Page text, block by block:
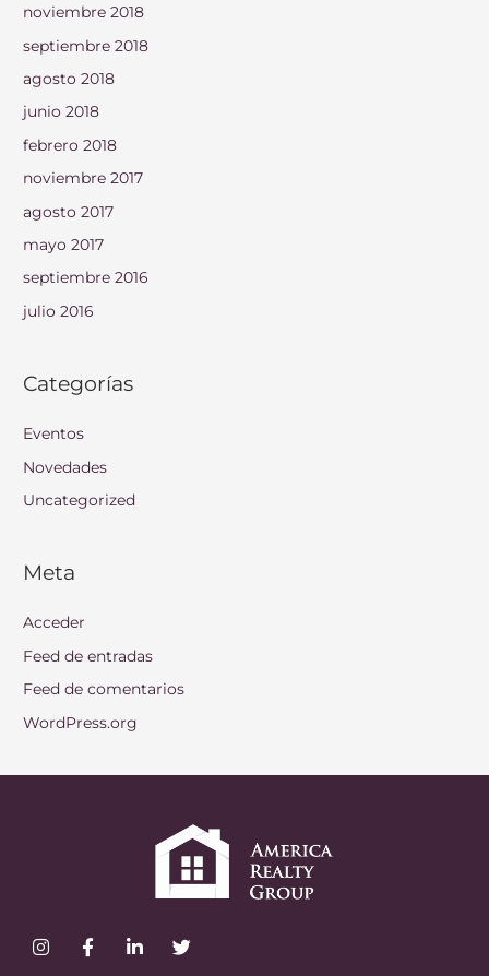
noviembre 2018
septiembre 2018
agosto 2018
junio 2018
febrero 2018
noviembre 2017
agosto 2017
mayo 2017
septiembre 2016
julio 2016
Categorías
Eventos
Novedades
Uncategorized
Meta
Acceder
Feed de entradas
Feed de comentarios
WordPress.org
I
n
F
a
i
T
w